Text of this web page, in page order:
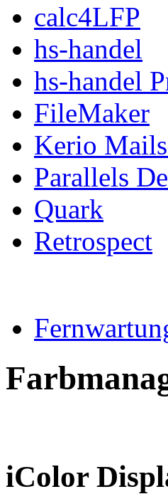
calc4LFP
hs-handel
hs-handel
FileMaker
Kerio
Parallels
Quark
Retrospect
iColor